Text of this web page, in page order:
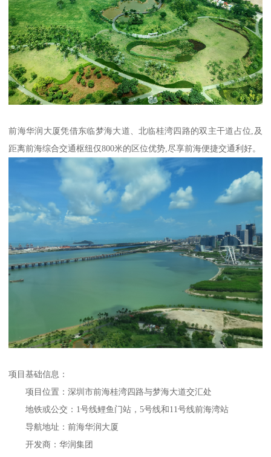
前海华润大厦凭借东临梦海大道、北临桂湾四路的双主干道占位,及
距离前海综合交通枢纽仅800米的区位优势,尽享前海便捷交通利好。
项目基础信息：
项目位置：深圳市前海桂湾四路与梦海大道交汇处
地铁或公交：1号线鲤鱼门站，5号线和11号线前海湾站
导航地址：前海华润大厦
开发商：华润集团